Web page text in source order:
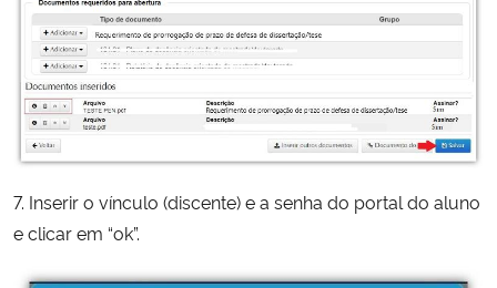
7. Inserir o vínculo (discente) e a senha do portal do aluno
e clicar em “ok”.